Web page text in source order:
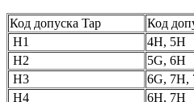
Код допуска Tap
Код
H1
4H, 5H
H2
5G, 6H
H3
6G, 7H,
H4
6H, 7H